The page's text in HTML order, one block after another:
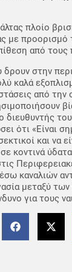
πλοίο
με
από τους
δρουν στην
καλά
από την
διευθυντής
ότι «Είναι
και να
κοντινά
καναλιών
μεταξύ
για τους